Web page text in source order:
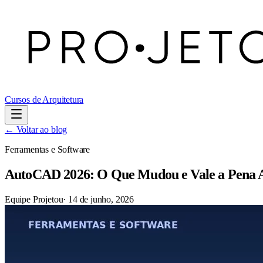
Cursos de Arquitetura
← Voltar ao blog
Ferramentas e Software
AutoCAD 2026: O Que Mudou e Vale a Pena
Equipe Projetou· 14 de junho, 2026